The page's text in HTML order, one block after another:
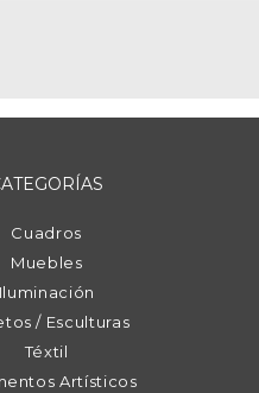
Cuadros
Muebles
Iluminación
/ Esculturas
Téxtil
Artísticos